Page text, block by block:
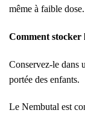
même à faible dose.
Comment stocker
Conservez-le dans
portée des enfants.
Le Nembutal est